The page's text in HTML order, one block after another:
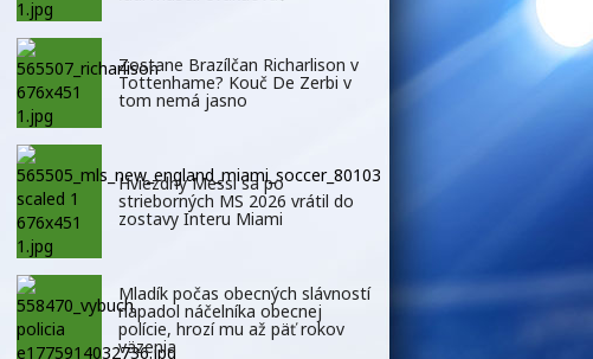
Zostane Brazílčan Richarlison v
Tottenhame? Kouč De Zerbi v
tom nemá jasno
Hviezdny Messi sa po
strieborných MS 2026 vrátil do
zostavy Interu Miami
Mladík počas obecných slávností
napadol náčelníka obecnej
polície, hrozí mu až päť rokov
väzenia